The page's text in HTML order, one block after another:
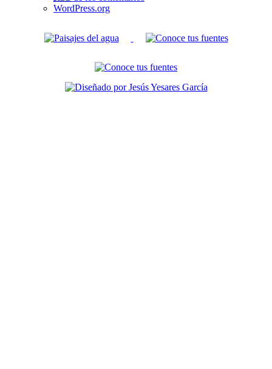
WordPress.org